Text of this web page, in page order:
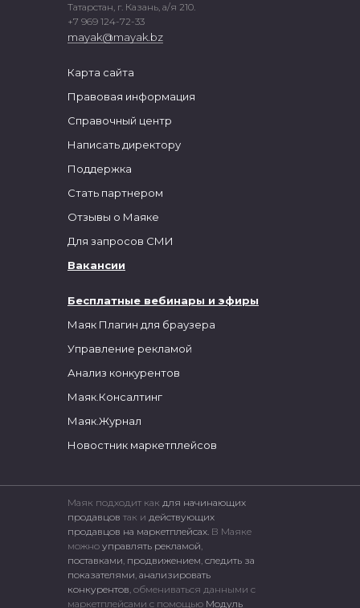
Татарстан, г. Казань, а/я 210.
+7 969 124-72-33
mayak@mayak.bz
Бесплатные вебинары и эфиры
Маяк Плагин для браузера
Управление рекламой
Анализ конкурентов
Маяк.Консалтинг
Маяк.Журнал
Новостник маркетплейсов
Карта сайта
Правовая информация
Справочный центр
Написать директору
Поддержка
Стать партнером
Отзывы о Маяке
Для запросов СМИ
Вакансии
Маяк подходит как для начинающих
продавцов так и действующих
продавцов на маркетплейсах. В Маяке
можно управлять рекламой,
поставками, продвижением, следить за
показателями, анализировать
конкурентов, обмениваться данными с
маркетплейсами c помощью Модуль